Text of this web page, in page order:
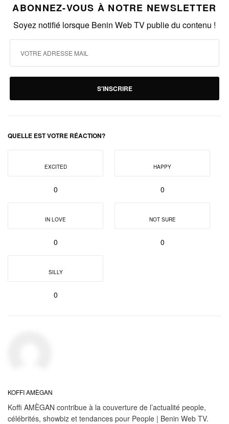
ABONNEZ-VOUS À NOTRE NEWSLETTER
Soyez notifié lorsque Benin Web TV publie du contenu !
S'INSCRIRE
QUELLE EST VOTRE RÉACTION?
EXCITED
0
HAPPY
0
IN LOVE
0
NOT SURE
0
SILLY
0
KOFFI AMÈGAN
Koffi AMÈGAN contribue à la couverture de l’actualité people,
célébrités, showbiz et tendances pour People | Benin Web TV.